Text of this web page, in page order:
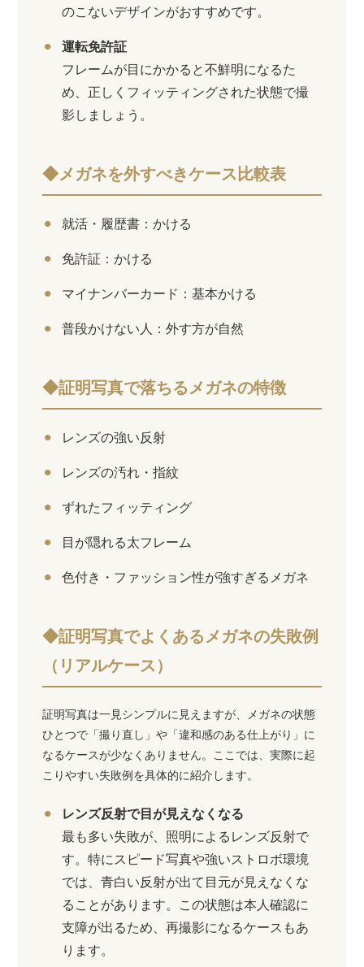
のこないデザインがおすすめです。
運転免許証
フレームが目にかかると不鮮明になるた
め、正しくフィッティングされた状態で撮
影しましょう。
◆メガネを外すべきケース比較表
就活・履歴書：かける
免許証：かける
マイナンバーカード：基本かける
普段かけない人：外す方が自然
◆証明写真で落ちるメガネの特徴
レンズの強い反射
レンズの汚れ・指紋
ずれたフィッティング
目が隠れる太フレーム
色付き・ファッション性が強すぎるメガネ
◆証明写真でよくあるメガネの失敗例
（リアルケース）
証明写真は一見シンプルに見えますが、メガネの状態
ひとつで「撮り直し」や「違和感のある仕上がり」に
なるケースが少なくありません。ここでは、実際に起
こりやすい失敗例を具体的に紹介します。
レンズ反射で目が見えなくなる
最も多い失敗が、照明によるレンズ反射で
す。特にスピード写真や強いストロボ環境
では、青白い反射が出て目元が見えなくな
ることがあります。この状態は本人確認に
支障が出るため、再撮影になるケースもあ
ります。